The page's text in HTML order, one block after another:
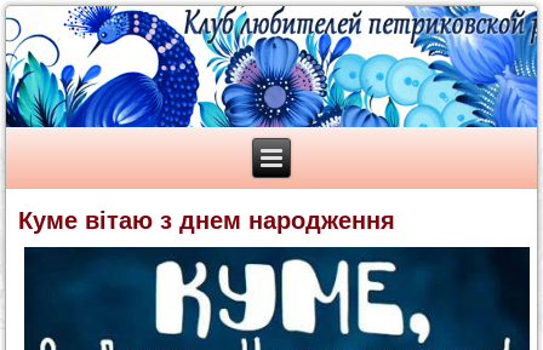
Куме вітаю з днем народження